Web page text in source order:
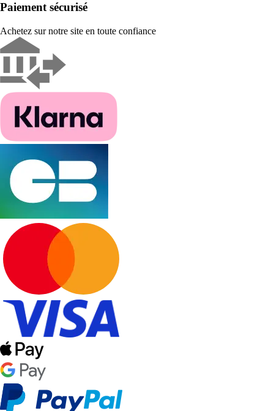
Paiement sécurisé
Achetez sur notre site en toute confiance